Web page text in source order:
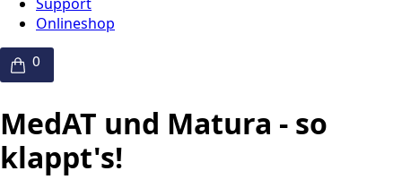
Onlineshop
MedAT und Matura - so
klappt's!